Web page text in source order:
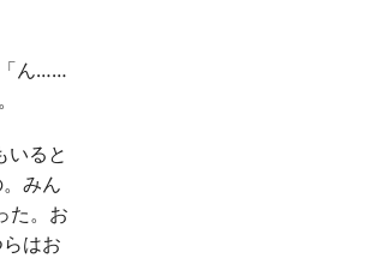
「ん……
いると
みん
た。お
はお